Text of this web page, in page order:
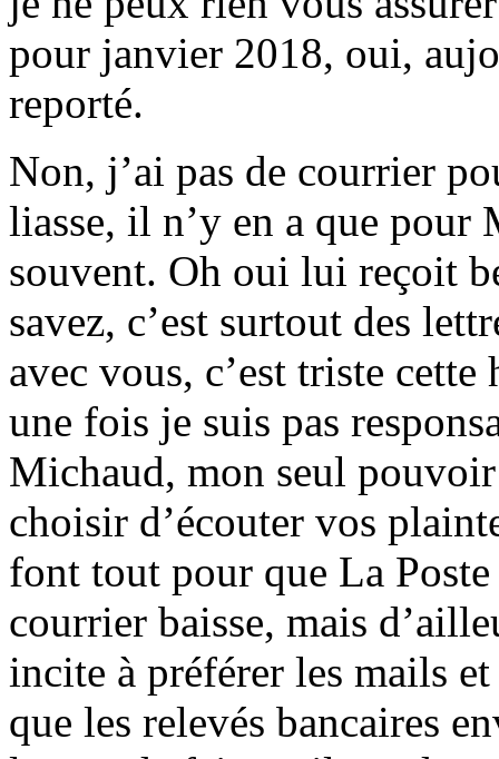
pour janvier 2018, oui,
reporté.
Non, j’ai pas de courrier
liasse, il n’y en a que pour
souvent. Oh oui lui reçoit
savez, c’est surtout des
avec vous, c’est triste
une fois je suis pas
Michaud, mon seul
choisir d’écouter vos
font tout pour que La
courrier baisse, mais
incite à préférer les mails
que les relevés bancaires